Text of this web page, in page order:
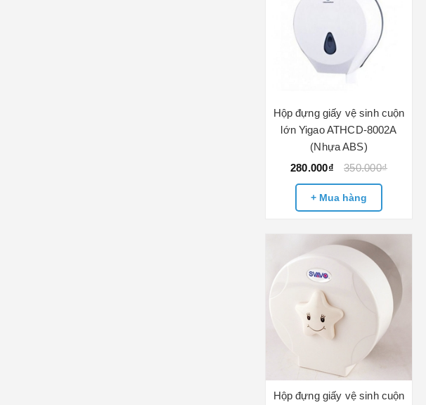
Hộp đựng giấy vệ sinh cuộn
lớn Yigao ATHCD-8002A
(Nhựa ABS)
280.000₫
350.000₫
+ Mua hàng
Hộp đựng giấy vệ sinh cuộn